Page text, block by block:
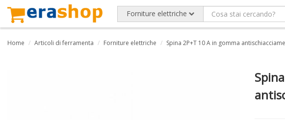
Forniture elettriche
Home Articoli di ferramenta Forniture elettriche Spina 2P+T 10 A in gomma